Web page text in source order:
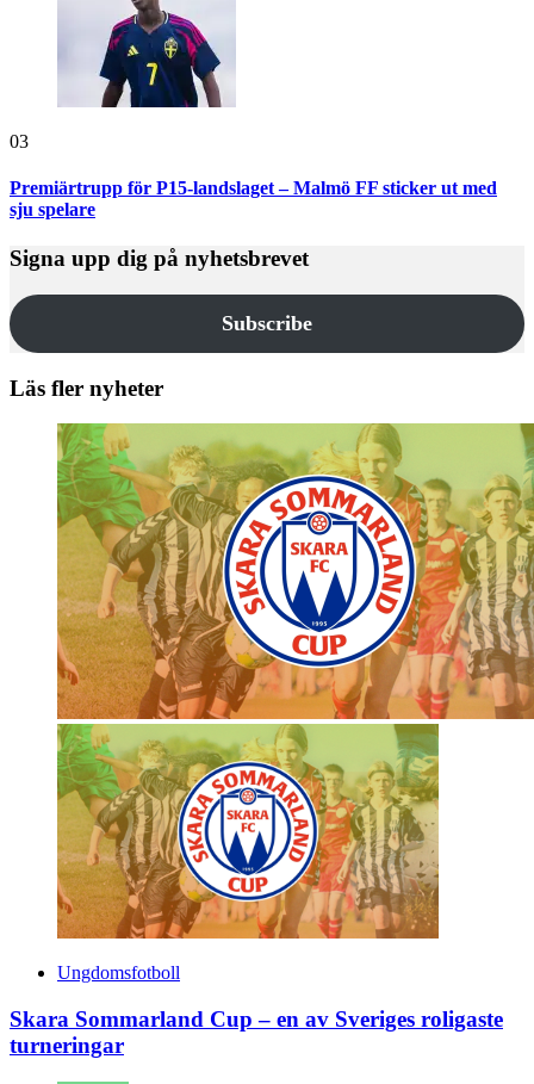
03
Premiärtrupp för P15-landslaget – Malmö FF sticker ut med
sju spelare
Signa upp dig på nyhetsbrevet
Subscribe
Läs fler nyheter
Ungdomsfotboll
Skara Sommarland Cup – en av Sveriges roligaste
turneringar